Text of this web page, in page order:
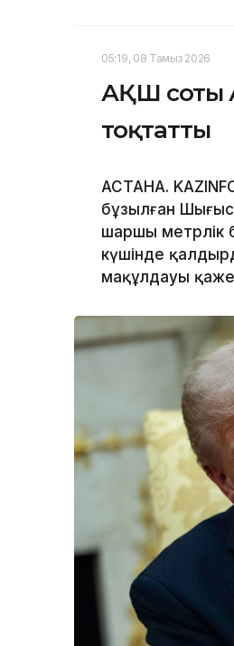
05:19, 08 Тамыз 2026
АҚШ соты
тоқтатты
АСТАНА.
бұзылған
шаршы метрлік
күшінде
мақұлдауы